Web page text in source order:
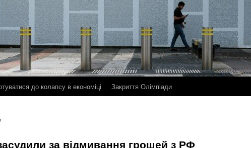
до колапсу в економіці Закриття Олімпіади
за відмивання грошей з РФ